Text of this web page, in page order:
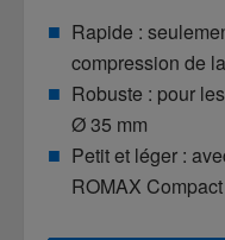
Rapide :
compression de
Robuste : pour
Ø 35 mm
Petit et léger :
ROMAX